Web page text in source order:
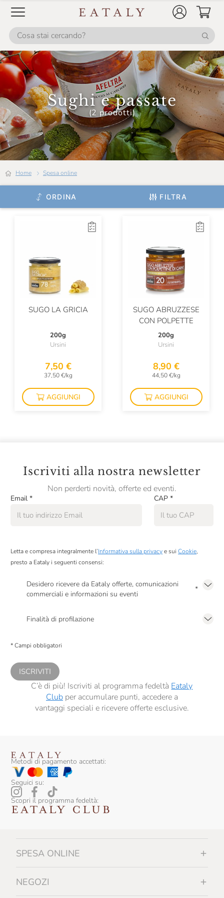
Sughi e passate
(2 prodotti)
Home Spesa online
ORDINA FILTRA
SUGO LA GRICIA
200g
Ursini
7,50 €
37,50 €/kg
AGGIUNGI
SUGO ABRUZZESE
CON POLPETTE
200g
Ursini
8,90 €
44,50 €/kg
AGGIUNGI
Iscriviti alla nostra newsletter
Non perderti novità, offerte ed eventi.
Email * CAP *
Letta e compresa integralmente l’Informativa sulla privacye sui Cookie,
presto a Eataly i seguenti consensi:
Desidero ricevere da Eataly offerte, comunicazioni
commerciali e informazioni su eventi
*
Finalità di profilazione
comunicazioni commerciali personalizzate, in caso di consenso prestato ai
* Campi obbligatori
ISCRIVITI
C’è di più! Iscriviti al programma fedeltà Eataly
Clubper accumulare punti, accedere a
vantaggi speciali e ricevere offerte esclusive.
Metodi di pagamento accettati:
Seguici su:
Scopri il programma fedeltà:
SPESA ONLINE
NEGOZI